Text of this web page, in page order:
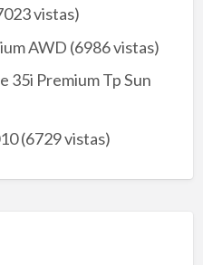
vistas)
AWD (6986 vistas)
35i Premium Tp Sun
(6729 vistas)